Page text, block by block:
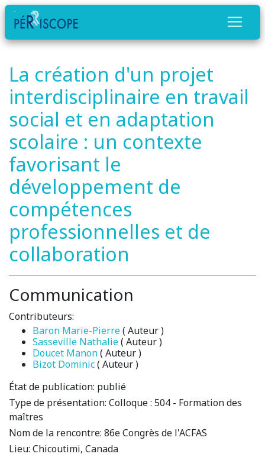
La création d'un projet
interdisciplinaire en travail
social et en adaptation
scolaire : un contexte
favorisant le
développement de
compétences
professionnelles et de
collaboration
Communication
Contributeurs:
Baron Marie-Pierre( Auteur )
Sasseville Nathalie( Auteur )
Doucet Manon( Auteur )
Bizot Dominic( Auteur )
État de publication: publié
Type de présentation: Colloque : 504 - Formation des
maîtres
Nom de la rencontre: 86e Congrès de l'ACFAS
Lieu: Chicoutimi, Canada